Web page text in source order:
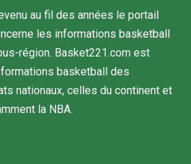
au fil des années le portail
les informations basketball
région. Basket221.com est
basketball des
nationaux, celles du continent et
la NBA.